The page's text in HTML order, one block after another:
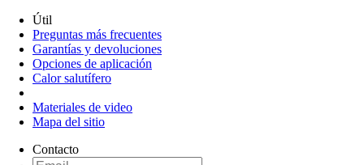
Útil
Preguntas más frecuentes
Garantías y devoluciones
Opciones de aplicación
Calor salutífero
Materiales de video
Mapa del sitio
Contacto